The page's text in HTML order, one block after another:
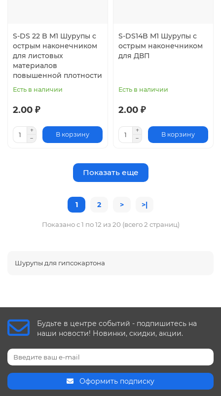
S-DS 22 B M1 Шурупы с
острым наконечником
для листовых
материалов
повышенной плотности
Есть в наличии
2.00 ₽
В корзину
S-DS14B M1 Шурупы с
острым наконечником
для ДВП
Есть в наличии
2.00 ₽
В корзину
Показать еще
1 2 > >|
Показано с 1 по 12 из 20 (всего 2 страниц)
Шурупы для гипсокартона
Будьте в центре событий - подпишитесь на
наши новости! Новинки, скидки, акции.
Оформить подписку